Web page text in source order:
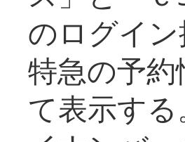
のログイ
特急の予
て表示す